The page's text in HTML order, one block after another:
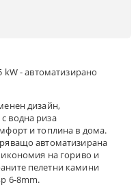
kW - автоматизирано
дизайн,
водна риза
и топлина в дома.
автоматизирана
икономия на гориво и
пелетни камини
6-8mm.